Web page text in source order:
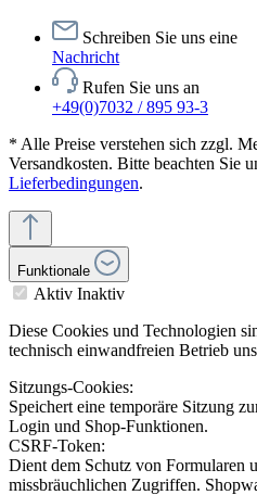
Schreiben Sie uns eine
Nachricht
Rufen Sie uns an
+49(0)7032 / 895 93-3
* Alle Preise verstehen sich zzgl.
Versandkosten. Bitte beachten Sie
Lieferbedingungen.
Funktionale
Aktiv Inaktiv
Diese Cookies und Technologien
technisch einwandfreien Betrieb
Sitzungs-Cookies:
Speichert eine temporäre Sitzung
Login und Shop-Funktionen.
CSRF-Token:
Dient dem Schutz von Formularen
missbräuchlichen Zugriffen.